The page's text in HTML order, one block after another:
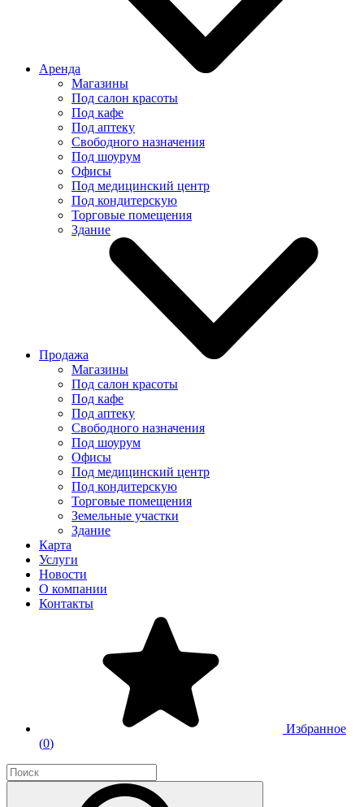
Аренда
Магазины
Под салон красоты
Под кафе
Под аптеку
Свободного назначения
Под шоурум
Офисы
Под медицинский центр
Под кондитерскую
Торговые помещения
Здание
Продажа
Магазины
Под салон красоты
Под кафе
Под аптеку
Свободного назначения
Под шоурум
Офисы
Под медицинский центр
Под кондитерскую
Торговые помещения
Земельные участки
Здание
Карта
Услуги
Новости
О компании
Контакты
Избранное
(0)